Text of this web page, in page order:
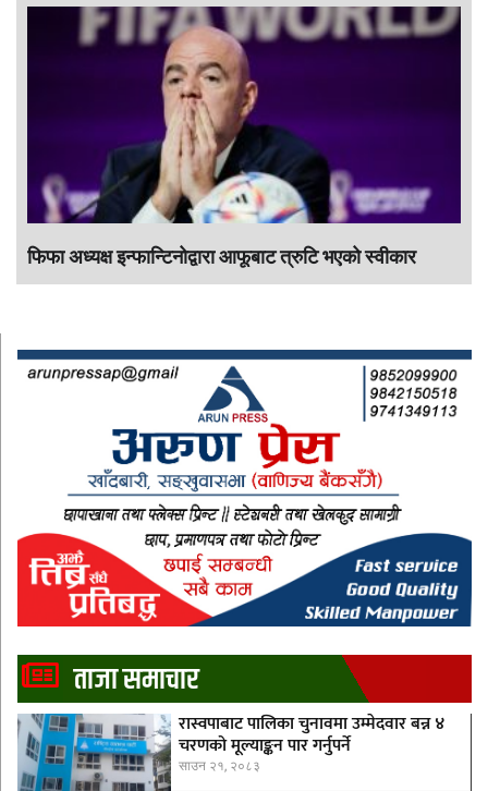
फिफा अध्यक्ष इन्फान्टिनोद्वारा आफूबाट त्रुटि भएको स्वीकार
ताजा समाचार
रास्वपाबाट पालिका चुनावमा उम्मेदवार बन्न ४
चरणको मूल्याङ्कन पार गर्नुपर्ने
साउन २१, २०८३